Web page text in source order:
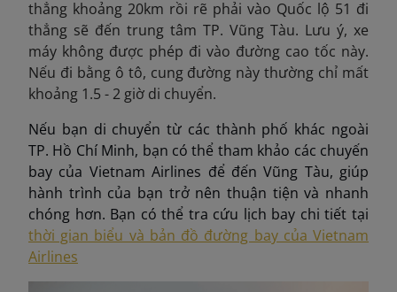
thẳng khoảng 20km rồi rẽ phải vào Quốc lộ 51 đi
thẳng sẽ đến trung tâm TP. Vũng Tàu. Lưu ý, xe
máy không được phép đi vào đường cao tốc này.
Nếu đi bằng ô tô, cung đường này thường chỉ mất
khoảng 1.5 - 2 giờ di chuyển.
Nếu bạn di chuyển từ các thành phố khác ngoài
TP. Hồ Chí Minh, bạn có thể tham khảo các chuyến
bay của Vietnam Airlines để đến Vũng Tàu, giúp
hành trình của bạn trở nên thuận tiện và nhanh
chóng hơn. Bạn có thể tra cứu lịch bay chi tiết tại
thời gian biểu và bản đồ đường bay của Vietnam
Airlines